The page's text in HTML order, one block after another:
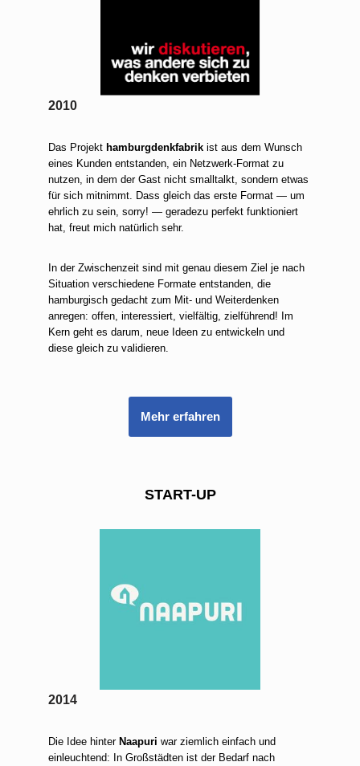
2010
Das Projekt hamburgdenkfabrik ist aus dem Wunsch
eines Kunden entstanden, ein Netzwerk-Format zu
nutzen, in dem der Gast nicht smalltalkt, sondern etwas
für sich mitnimmt. Dass gleich das erste Format — um
ehrlich zu sein, sorry! — geradezu perfekt funktioniert
hat, freut mich natürlich sehr.
In der Zwischenzeit sind mit genau diesem Ziel je nach
Situation verschiedene Formate entstanden, die
hamburgisch gedacht zum Mit- und Weiterdenken
anregen: offen, interessiert, vielfältig, zielführend! Im
Kern geht es darum, neue Ideen zu entwickeln und
diese gleich zu validieren.
Mehr erfahren
START-UP
2014
Die Idee hinter Naapuri war ziemlich einfach und
einleuchtend: In Großstädten ist der Bedarf nach